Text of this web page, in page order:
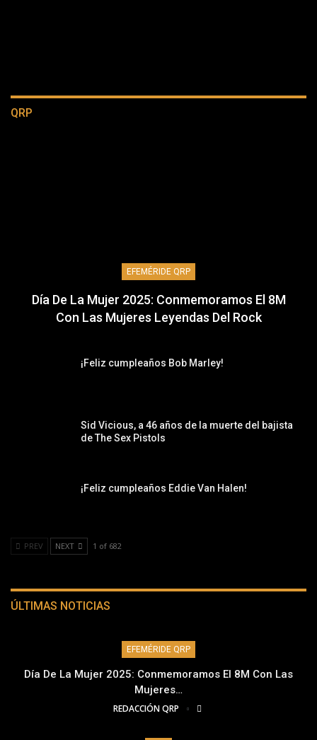
QRP
EFEMÉRIDE QRP
Día De La Mujer 2025: Conmemoramos El 8M
Con Las Mujeres Leyendas Del Rock
¡Feliz cumpleaños Bob Marley!
Sid Vicious, a 46 años de la muerte del bajista
de The Sex Pistols
¡Feliz cumpleaños Eddie Van Halen!
PREV NEXT 1 of 682
ÚLTIMAS NOTICIAS
EFEMÉRIDE QRP
Día De La Mujer 2025: Conmemoramos El 8M Con Las
Mujeres…
REDACCIÓN QRP